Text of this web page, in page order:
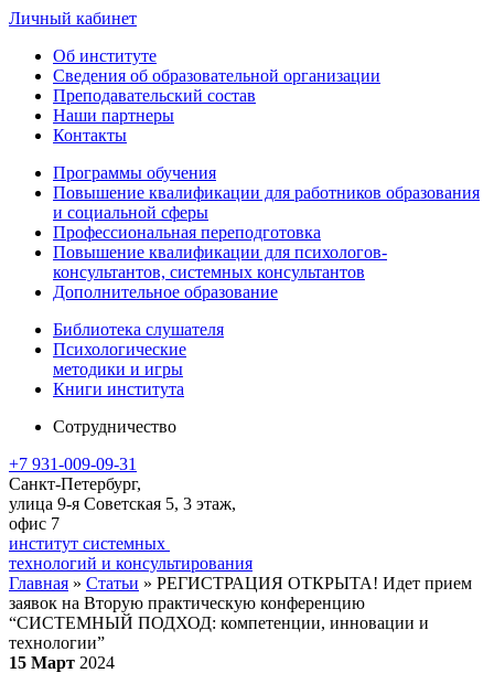
Личный кабинет
Об институте
Сведения об образовательной организации
Преподавательский состав
Наши партнеры
Контакты
Программы обучения
Повышение квалификации для работников образования
и социальной сферы
Профессиональная переподготовка
Повышение квалификации для психологов-
консультантов, системных консультантов
Дополнительное образование
Библиотека слушателя
Психологические
методики и игры
Книги института
Сотрудничество
+7 931-009-09-31
Санкт-Петербург,
улица 9-я Советская 5​, 3 этаж,
офис 7
институт системных
технологий и консультирования
Главная » Статьи » РЕГИСТРАЦИЯ ОТКРЫТА! Идет прием
заявок на Вторую практическую конференцию
“СИСТЕМНЫЙ ПОДХОД: компетенции, инновации и
технологии”
15 Март 2024